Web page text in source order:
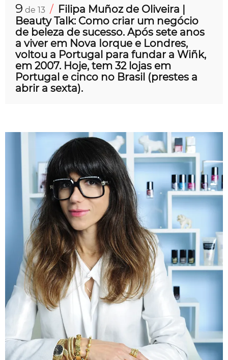
9 de 13 / Filipa Muñoz de Oliveira |
Beauty Talk: Como criar um negócio
de beleza de sucesso. Após sete anos
a viver em Nova Iorque e Londres,
voltou a Portugal para fundar a Wiñk,
em 2007. Hoje, tem 32 lojas em
Portugal e cinco no Brasil (prestes a
abrir a sexta).